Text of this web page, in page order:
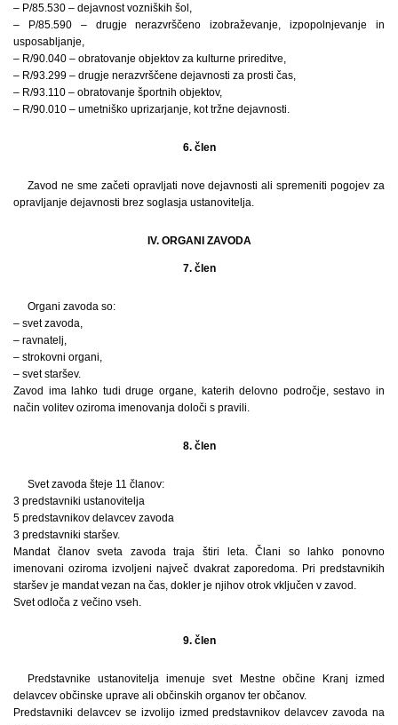
– P/85.530 – dejavnost vozniških šol,
– P/85.590 – drugje nerazvrščeno izobraževanje, izpopolnjevanje in
usposabljanje,
– R/90.040 – obratovanje objektov za kulturne prireditve,
– R/93.299 – drugje nerazvrščene dejavnosti za prosti čas,
– R/93.110 – obratovanje športnih objektov,
– R/90.010 – umetniško uprizarjanje, kot tržne dejavnosti.
6. člen
Zavod ne sme začeti opravljati nove dejavnosti ali spremeniti pogojev za
opravljanje dejavnosti brez soglasja ustanovitelja.
IV. ORGANI ZAVODA
7. člen
Organi zavoda so:
– svet zavoda,
– ravnatelj,
– strokovni organi,
– svet staršev.
Zavod ima lahko tudi druge organe, katerih delovno področje, sestavo in
način volitev oziroma imenovanja določi s pravili.
8. člen
Svet zavoda šteje 11 članov:
3 predstavniki ustanovitelja
5 predstavnikov delavcev zavoda
3 predstavniki staršev.
Mandat članov sveta zavoda traja štiri leta. Člani so lahko ponovno
imenovani oziroma izvoljeni največ dvakrat zaporedoma. Pri predstavnikih
staršev je mandat vezan na čas, dokler je njihov otrok vključen v zavod.
Svet odloča z večino vseh.
9. člen
Predstavnike ustanovitelja imenuje svet Mestne občine Kranj izmed
delavcev občinske uprave ali občinskih organov ter občanov.
Predstavniki delavcev se izvolijo izmed predstavnikov delavcev zavoda na